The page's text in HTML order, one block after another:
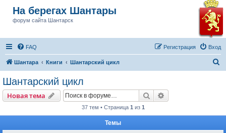
На берегах Шантары
форум сайта Шантарск
FAQ Вход
Регистрация
Шантара Книги Шантарский цикл
Шантарский цикл
Новая тема Поиск
37 тем • Страница 1 из 1
Темы